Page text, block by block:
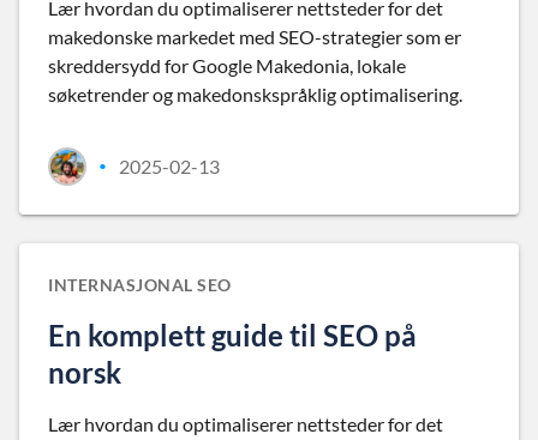
Lær hvordan du optimaliserer nettsteder for det
makedonske markedet med SEO-strategier som er
skreddersydd for Google Makedonia, lokale
søketrender og makedonskspråklig optimalisering.
• 2025-02-13
INTERNASJONAL SEO
En komplett guide til SEO på
norsk
Lær hvordan du optimaliserer nettsteder for det